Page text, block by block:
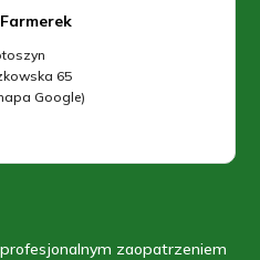
65
Google)
zaopatrzeniem